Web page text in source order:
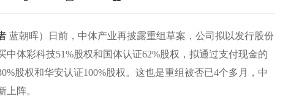
蓝朝晖）日前，中体产业再披露重组草案，公司拟以发行股份
中体彩科技51%股权和国体认证62%股权，拟通过支付现金的
股权和华安认证100%股权。这也是重组被否已4个多月，中
上阵。